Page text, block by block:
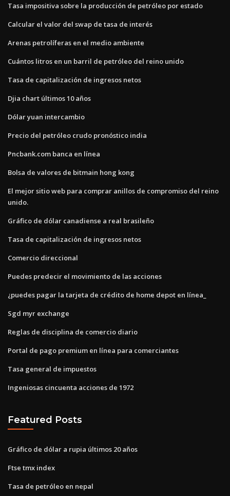
Tasa impositiva sobre la producción de petróleo por estado
Calcular el valor del swap de tasa de interés
Arenas petrolíferas en el medio ambiente
Cuántos litros en un barril de petróleo del reino unido
Tasa de capitalización de ingresos netos
Djia chart últimos 10 años
Dólar yuan intercambio
Precio del petróleo crudo pronóstico india
Pncbank.com banca en línea
Bolsa de valores de bitmain hong kong
El mejor sitio web para comprar anillos de compromiso del reino
unido.
Gráfico de dólar canadiense a real brasileño
Tasa de capitalización de ingresos netos
Comercio direccional
Puedes predecir el movimiento de las acciones
¿puedes pagar la tarjeta de crédito de home depot en línea_
Sgd myr exchange
Reglas de disciplina de comercio diario
Portal de pago premium en línea para comerciantes
Tasa general de impuestos
Ingeniosas cincuenta acciones de 1972
Featured Posts
Gráfico de dólar a rupia últimos 20 años
Ftse tmx index
Tasa de petróleo en nepal